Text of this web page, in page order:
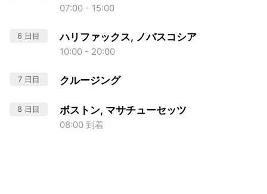
07:00 - 15:00
6 日目 ハリファックス, ノバスコシア
10:00 - 20:00
7 日目 クルージング
8 日目 ボストン, マサチューセッツ
08:00 到着